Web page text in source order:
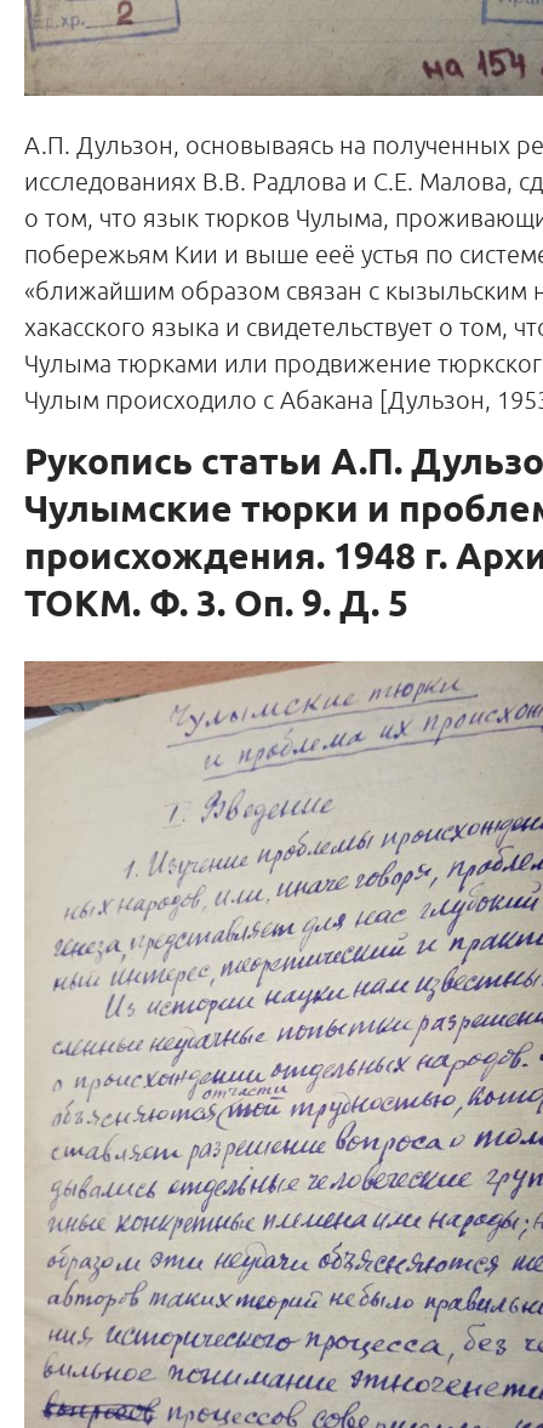
А.П. Дульзон, основываясь на полученных
исследованиях В.В. Радлова и С.Е. Малова,
о том, что язык тюрков Чулыма,
побережьям Кии и выше ееё устья по
«ближайшим образом связан с кызыльским
хакасского языка и свидетельствует о том,
Чулыма тюрками или продвижение
Чулым происходило с Абакана [Дульзон,
Рукопись статьи А.П.
Чулымские тюрки и
происхождения. 1948 г.
ТОКМ. Ф. 3. Оп. 9. Д. 5